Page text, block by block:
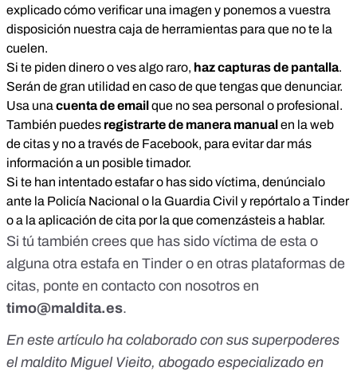
explicadocómo verificar una imagen y ponemos a vuestra
disposición nuestra caja de herramientas para que no te la
cuelen.
Si te piden dinero o ves algo raro, haz capturas de pantalla.
Serán de gran utilidad en caso de que tengas que denunciar.
Usa una cuenta de emailque no sea personal o profesional.
También puedes registrarte de manera manualen la web
de citas y no a través de Facebook, para evitar dar más
información a un posible timador.
Si te han intentado estafar o has sido víctima, denúncialo
ante la Policía Nacional o la Guardia Civil y repórtalo a Tinder
o a la aplicación de cita por la que comenzásteis a hablar.
Si tú también crees que has sido víctima de esta o
alguna otra estafa en Tinder o en otras plataformas de
citas, ponte en contacto con nosotros en
timo@maldita.es.
En este artículo ha colaborado con sus superpoderes
el maldito Miguel Vieito, abogado especializado en